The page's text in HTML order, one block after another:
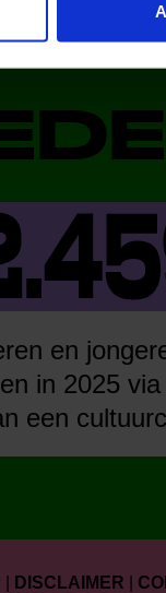
en
in 2025
een
DISCLAIMER